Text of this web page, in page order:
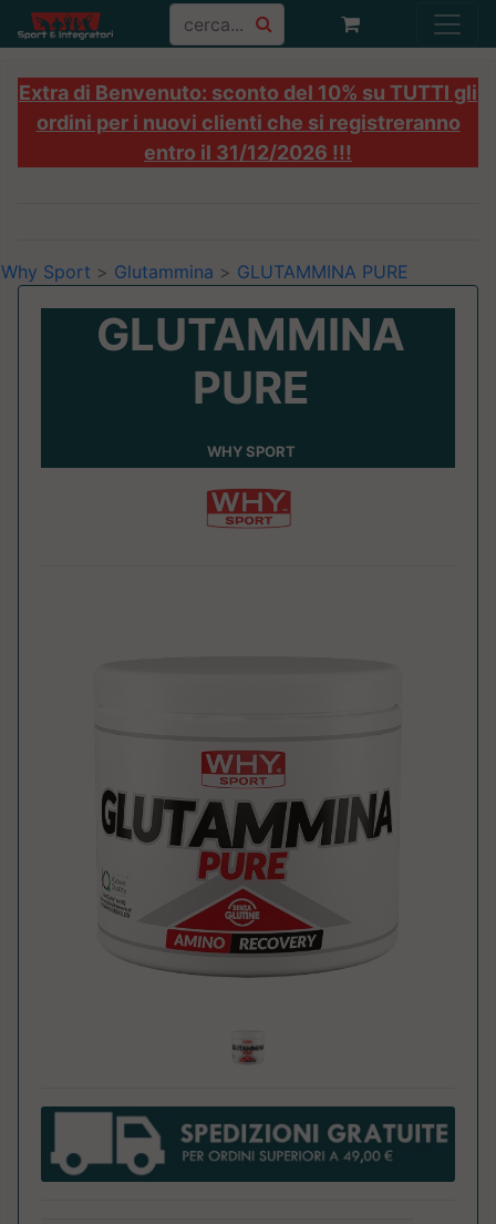
Extra di Benvenuto: sconto del 10% su TUTTI gli
ordini per i nuovi clienti che si registreranno
entro il 31/12/2026 !!!
Why Sport > Glutammina > GLUTAMMINA PURE
GLUTAMMINA
PURE
WHY SPORT